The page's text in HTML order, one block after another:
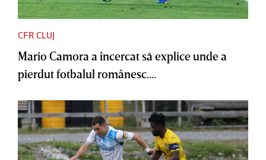
CFR CLUJ
Mario Camora a încercat să explice unde a
pierdut fotbalul românesc....